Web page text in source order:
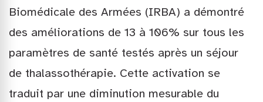
Biomédicale des Armées (IRBA) a démontré
des améliorations de 13 à 106% sur tous les
paramètres de santé testés après un séjour
de thalassothérapie. Cette activation se
traduit par une diminution mesurable du